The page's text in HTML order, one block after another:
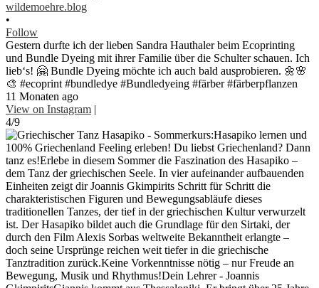
wildemoehre.blog
•
Follow
Gestern durfte ich der lieben Sandra Hauthaler beim Ecoprinting
und Bundle Dyeing mit ihrer Familie über die Schulter schauen. Ich
lieb‘s! 🤗 Bundle Dyeing möchte ich auch bald ausprobieren. 🌼🌸
🎨 #ecoprint #bundledye #Bundledyeing #färber #färberpflanzen
11 Monaten ago
View on Instagram |
4/9